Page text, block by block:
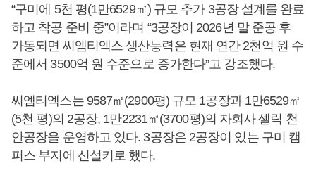
“구미에 5천 평(1만6529㎡) 규모 추가 3공장 설계를 완료
하고 착공 준비 중”이라며 “3공장이 2026년 말 준공 후
가동되면 씨엠티엑스 생산능력은 현재 연간 2천억 원 수
준에서 3500억 원 수준으로 증가한다”고 강조했다.
씨엠티엑스는 9587㎡(2900평) 규모 1공장과 1만6529㎡
(5천 평)의 2공장, 1만2231㎡(3700평)의 자회사 셀릭 천
안공장을 운영하고 있다. 3공장은 2공장이 있는 구미 캠
퍼스 부지에 신설키로 했다.